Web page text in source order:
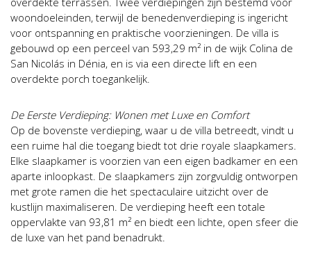
woondoeleinden, terwijl de benedenverdieping is ingericht
voor ontspanning en praktische voorzieningen. De villa is
gebouwd op een perceel van 593,29 m² in de wijk Colina de
San Nicolás in Dénia, en is via een directe lift en een
overdekte porch toegankelijk.
De Eerste Verdieping: Wonen met Luxe en Comfort
Op de bovenste verdieping, waar u de villa betreedt, vindt u
een ruime hal die toegang biedt tot drie royale slaapkamers.
Elke slaapkamer is voorzien van een eigen badkamer en een
aparte inloopkast. De slaapkamers zijn zorgvuldig ontworpen
met grote ramen die het spectaculaire uitzicht over de
kustlijn maximaliseren. De verdieping heeft een totale
oppervlakte van 93,81 m² en biedt een lichte, open sfeer die
de luxe van het pand benadrukt.